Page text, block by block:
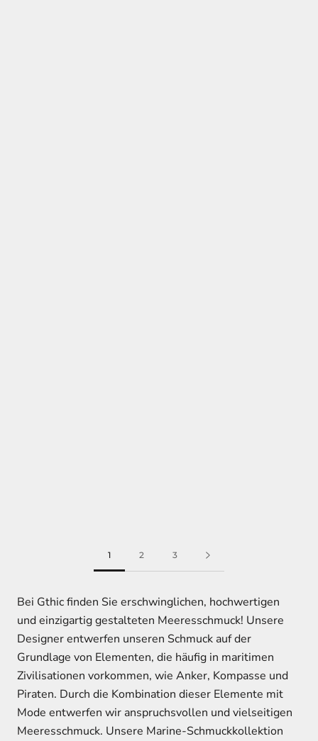
1 2 3
Bei Gthic finden Sie erschwinglichen, hochwertigen
und einzigartig gestalteten Meeresschmuck! Unsere
Designer entwerfen unseren Schmuck auf der
Grundlage von Elementen, die häufig in maritimen
Zivilisationen vorkommen, wie Anker, Kompasse und
Piraten. Durch die Kombination dieser Elemente mit
Mode entwerfen wir anspruchsvollen und vielseitigen
Meeresschmuck. Unsere Marine-Schmuckkollektion